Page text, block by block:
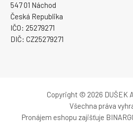
547 01 Náchod
Česká Republika
IČO: 25279271
DIČ: CZ25279271
Copyright © 2026 DUŠEK
Všechna práva
Pronájem eshopu zajišťuje